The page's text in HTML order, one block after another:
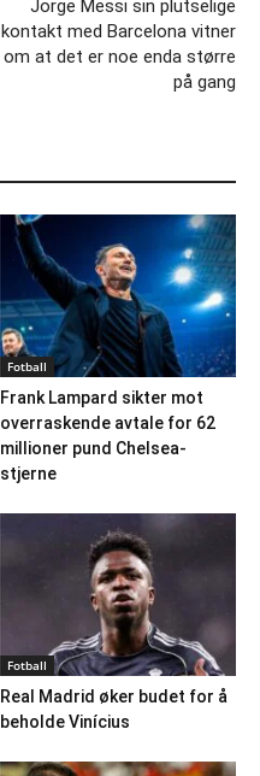
Jorge Messi sin plutselige
kontakt med Barcelona vitner
om at det er noe enda større
på gang
Fotball
Frank Lampard sikter mot
overraskende avtale for 62
millioner pund Chelsea-
stjerne
Fotball
Real Madrid øker budet for å
beholde Vinícius